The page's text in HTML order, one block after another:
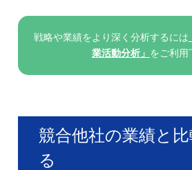
戦略や業績をより深く分析するには
業活動分析」 をご利用
競合他社の業績と
る